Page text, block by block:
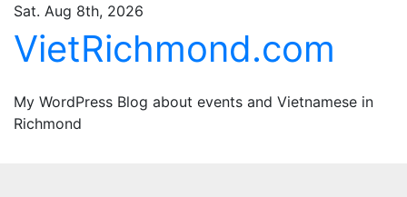
Skip
content
Sat. Aug 8th, 2026
VietRichmond.com
My WordPress Blog about events and Vietnamese in
Richmond